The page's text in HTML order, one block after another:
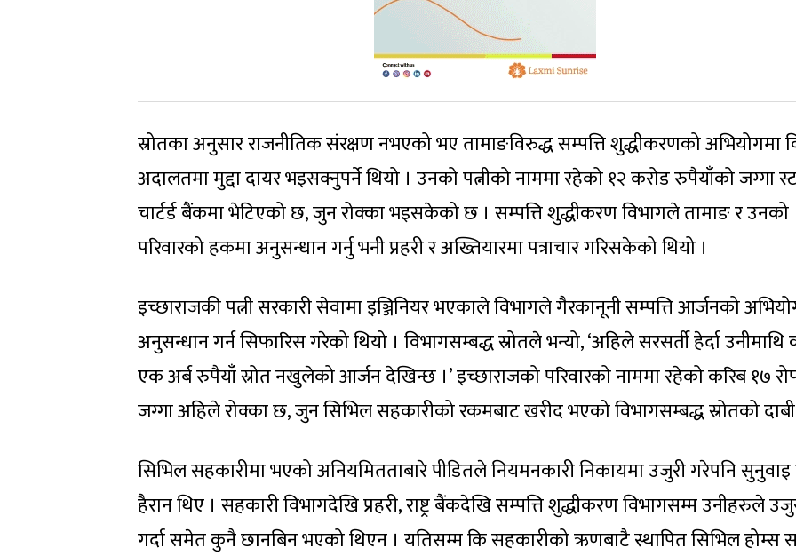
स्रोतका अनुसार राजनीतिक संरक्षण नभएको भए तामाङविरुद्ध सम्पत्ति शुद्धीकरणको अभियोगमा
अदालतमा मुद्दा दायर भइसक्नुपर्ने थियो । उनको पत्नीको नाममा रहेको १२ करोड रुपैयाँको जग्गा
चार्टर्ड बैंकमा भेटिएको छ, जुन रोक्का भइसकेको छ । सम्पत्ति शुद्धीकरण विभागले तामाङ र उनको
परिवारको हकमा अनुसन्धान गर्नु भनी प्रहरी र अख्तियारमा पत्राचार गरिसकेको थियो ।
इच्छाराजकी पत्नी सरकारी सेवामा इञ्जिनियर भएकाले विभागले गैरकानूनी सम्पत्ति आर्जनको
अनुसन्धान गर्न सिफारिस गरेको थियो । विभागसम्बद्ध स्रोतले भन्यो, ‘अहिले सरसर्ती हेर्दा उनीमाथि
एक अर्ब रुपैयाँ स्रोत नखुलेको आर्जन देखिन्छ ।’ इच्छाराजको परिवारको नाममा रहेको करिब १७
जग्गा अहिले रोक्का छ, जुन सिभिल सहकारीको रकमबाट खरीद भएको विभागसम्बद्ध स्रोतको
सिभिल सहकारीमा भएको अनियमितताबारे पीडितले नियमनकारी निकायमा उजुरी गरेपनि
हैरान थिए । सहकारी विभागदेखि प्रहरी, राष्ट्र बैंकदेखि सम्पत्ति शुद्धीकरण विभागसम्म उनीहरुले
गर्दा समेत कुनै छानबिन भएको थिएन । यतिसम्म कि सहकारीको ऋणबाटै स्थापित सिभिल होम्स